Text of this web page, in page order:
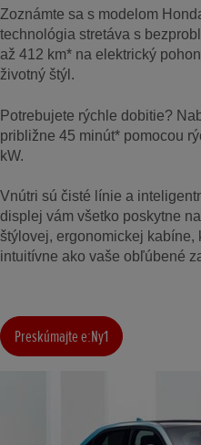
Zoznámte sa s modelom
technológia stretáva s
až 412 km* na elektrický
životný štýl.
Potrebujete rýchle dobitie?
približne 45 minút* pomocou
kW.
Vnútri sú čisté línie a
displej vám všetko poskytne
štýlovej, ergonomickej kabíne,
intuitívne ako vaše obľúbené
Preskúmajte e:Ny1